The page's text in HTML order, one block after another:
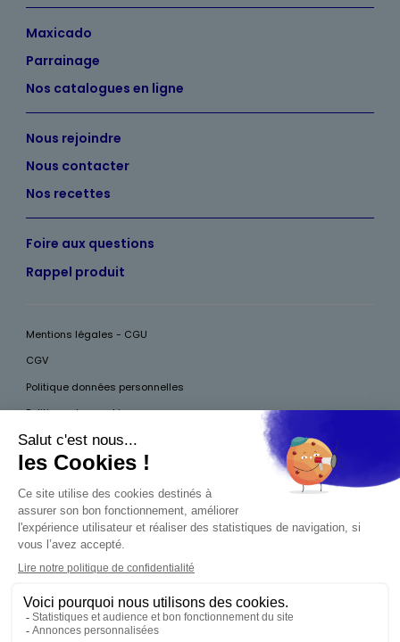
Maxicado
Parrainage
Nos catalogues en ligne
Nous rejoindre
Nous contacter
Nos recettes
Foire aux questions
Rappel produit
Mentions légales - CGU
CGV
Politique données personnelles
Politique des cookies
Accessibilité
Pour votre santé, mangez au moins cinq fruits et légumes par jour, plus
d’infos surwww.mangerbouger.fr
aux mineurs de moins de 18 ans
La preuve de majorité de l'acheteur est exigée au
moment de la vente en ligne. CODE DE LA SANTÉ